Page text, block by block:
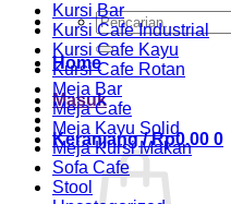
Pencarian
untuk:
Home
Masuk
Keranjang /Rp0.00 0
Kursi Bar
Kursi Cafe Industrial
Kursi Cafe Kayu
Kursi Cafe Rotan
Meja Bar
Meja Cafe
Meja Kayu Solid
Meja Kursi Makan
Sofa Cafe
Stool